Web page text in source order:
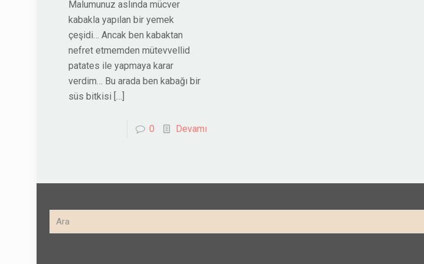
Malumunuz aslında mücver
kabakla yapılan bir yemek
çeşidi… Ancak ben kabaktan
nefret etmemden mütevvellid
patates ile yapmaya karar
verdim… Bu arada ben kabağı bir
süs bitkisi […]
0 Devamı